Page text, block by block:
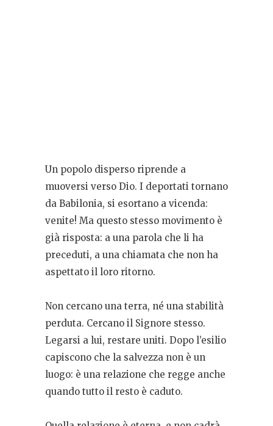
Un popolo disperso riprende a
muoversi verso Dio. I deportati tornano
da Babilonia, si esortano a vicenda:
venite! Ma questo stesso movimento è
già risposta: a una parola che li ha
preceduti, a una chiamata che non ha
aspettato il loro ritorno.
Non cercano una terra, né una stabilità
perduta. Cercano il Signore stesso.
Legarsi a lui, restare uniti. Dopo l’esilio
capiscono che la salvezza non è un
luogo: è una relazione che regge anche
quando tutto il resto è caduto.